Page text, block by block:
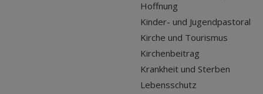
Hoffnung
Kinder- und Jugendpastoral
Kirche und Tourismus
Kirchenbeitrag
Krankheit und Sterben
Lebensschutz